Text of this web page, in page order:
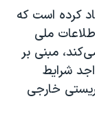
کرده است که
ملی
مبنی بر
شرایط
خارجی